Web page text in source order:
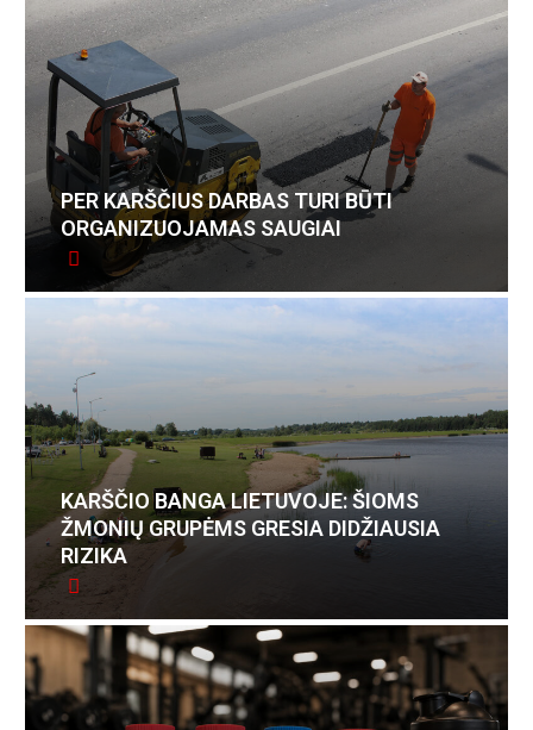
PER KARŠČIUS DARBAS TURI BŪTI
ORGANIZUOJAMAS SAUGIAI
KARŠČIO BANGA LIETUVOJE: ŠIOMS
ŽMONIŲ GRUPĖMS GRESIA DIDŽIAUSIA
RIZIKA